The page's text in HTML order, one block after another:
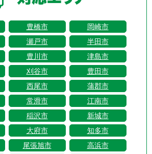
豊橋市
岡崎市
瀬戸市
半田市
豊川市
津島市
刈谷市
豊田市
西尾市
蒲郡市
常滑市
江南市
稲沢市
新城市
大府市
知多市
尾張旭市
高浜市